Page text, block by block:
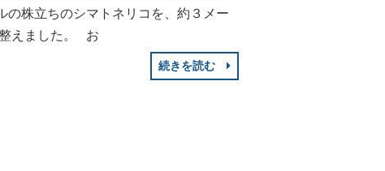
株立ちのシマトネリコを、約３メー
えました。 お
続きを読む